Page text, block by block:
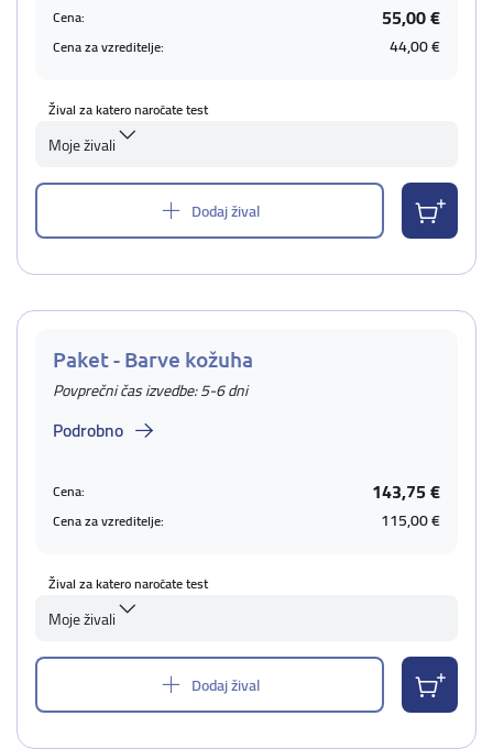
Cena: 55,00 €
Cena za vzreditelje: 44,00 €
Žival za katero naročate test
Moje živali
Dodaj žival
Paket - Barve kožuha
Povprečni čas izvedbe: 5-6 dni
Podrobno
Cena: 143,75 €
Cena za vzreditelje: 115,00 €
Žival za katero naročate test
Moje živali
Dodaj žival